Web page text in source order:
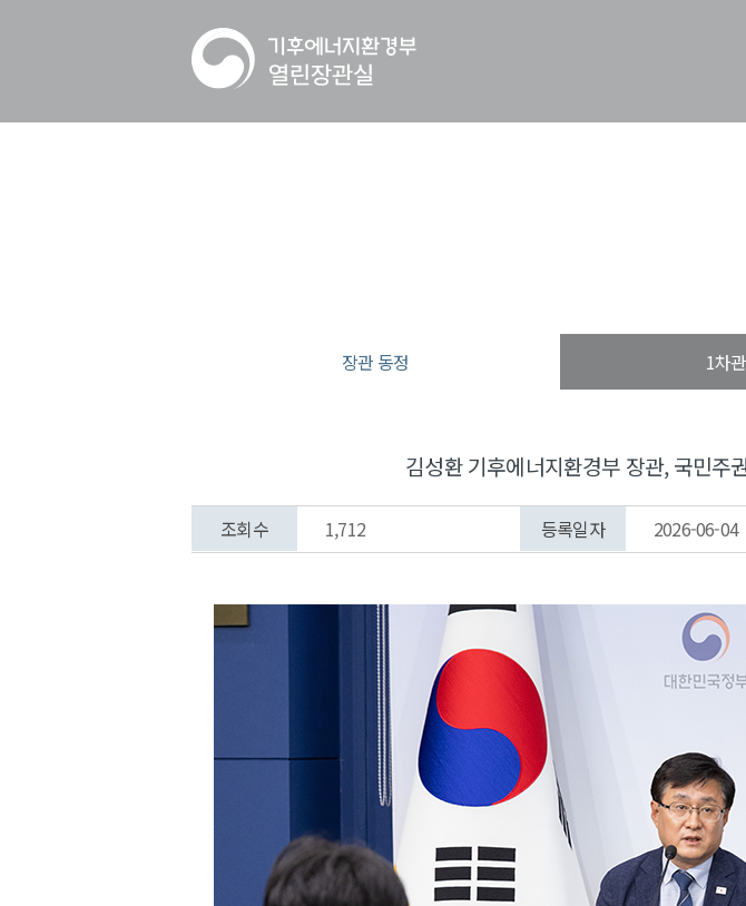
장관 동정 1차
김성환 기후에너지환경부 장관, 국민주
조회수 1,712 등록일자 2026-06-04